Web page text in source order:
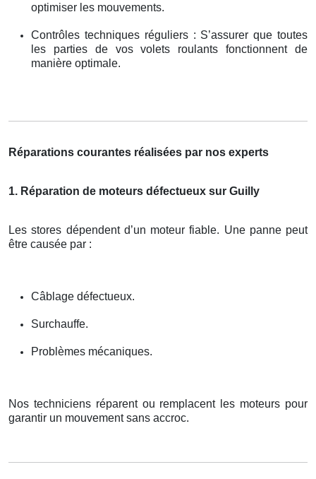
optimiser les mouvements.
Contrôles techniques réguliers : S’assurer que toutes
les parties de vos volets roulants fonctionnent de
manière optimale.
Réparations courantes réalisées par nos experts
1. Réparation de moteurs défectueux sur Guilly
Les stores dépendent d’un moteur fiable. Une panne peut
être causée par :
Câblage défectueux.
Surchauffe.
Problèmes mécaniques.
Nos techniciens réparent ou remplacent les moteurs pour
garantir un mouvement sans accroc.